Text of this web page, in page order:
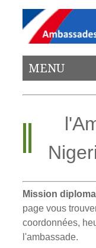
MENU
Mission
page vous
coordonnées,
l'ambassade.